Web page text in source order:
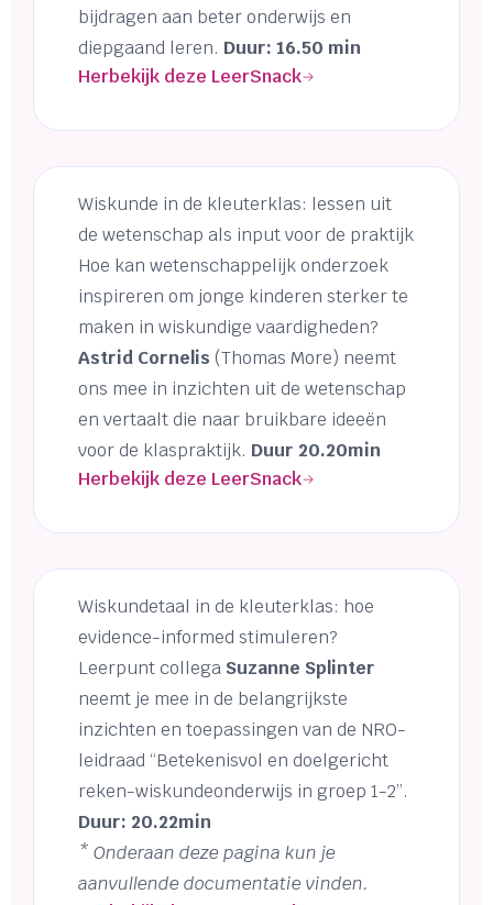
bijdragen aan beter onderwijs en
diepgaand leren. Duur: 16.50 min
Herbekijk deze LeerSnack
Wiskunde in de kleuterklas: lessen uit
de wetenschap als input voor de praktijk
Hoe kan wetenschappelijk onderzoek
inspireren om jonge kinderen sterker te
maken in wiskundige vaardigheden?
Astrid Cornelis (Thomas More) neemt
ons mee in inzichten uit de wetenschap
en vertaalt die naar bruikbare ideeën
voor de klaspraktijk. Duur 20.20min
Herbekijk deze LeerSnack
Wiskundetaal in de kleuterklas: hoe
evidence-informed stimuleren?
Leerpunt collega Suzanne Splinter
neemt je mee in de belangrijkste
inzichten en toepassingen van de NRO-
leidraad “Betekenisvol en doelgericht
reken-wiskundeonderwijs in groep 1-2”.
Duur: 20.22min
* Onderaan deze pagina kun je
aanvullende documentatie vinden.